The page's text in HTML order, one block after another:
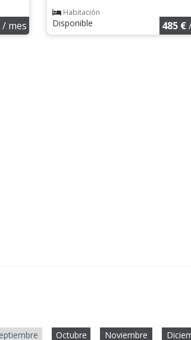
/ mes
Habitación
Disponible 485 €
Octubre Noviembre